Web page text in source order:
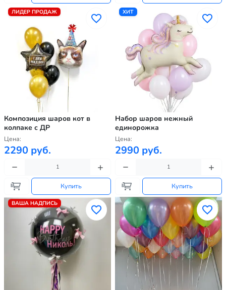
ЛИДЕР ПРОДАЖ
Композиция шаров кот в
колпаке с ДР
Цена:
2290 руб.
Купить
ХИТ
Набор шаров нежный
единорожка
Цена:
2990 руб.
Купить
ВАША НАДПИСЬ